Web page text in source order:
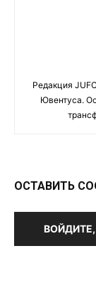
Редакция
Ювентуса.
ОСТАВИТЬ